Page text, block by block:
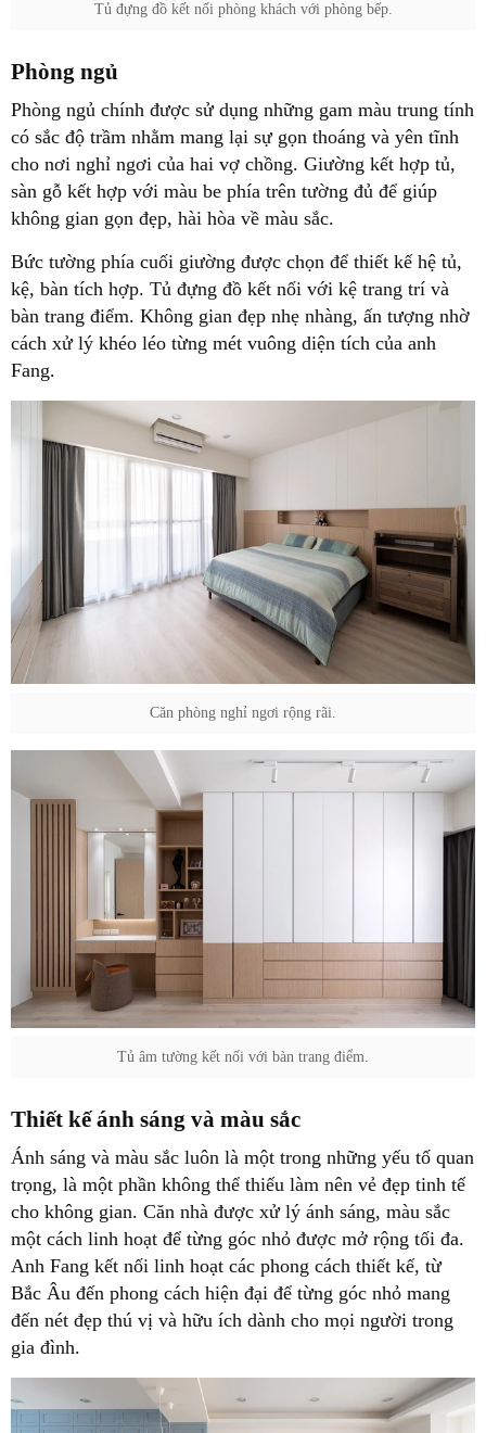
Tủ đựng đồ kết nối phòng khách với phòng bếp.
Phòng ngủ
Phòng ngủ chính được sử dụng những gam màu trung tính
có sắc độ trầm nhằm mang lại sự gọn thoáng và yên tĩnh
cho nơi nghỉ ngơi của hai vợ chồng. Giường kết hợp tủ,
sàn gỗ kết hợp với màu be phía trên tường đủ để giúp
không gian gọn đẹp, hài hòa về màu sắc.
Bức tường phía cuối giường được chọn để thiết kế hệ tủ,
kệ, bàn tích hợp. Tủ đựng đồ kết nối với kệ trang trí và
bàn trang điểm. Không gian đẹp nhẹ nhàng, ấn tượng nhờ
cách xử lý khéo léo từng mét vuông diện tích của anh
Fang.
Căn phòng nghỉ ngơi rộng rãi.
Tủ âm tường kết nối với bàn trang điểm.
Thiết kế ánh sáng và màu sắc
Ánh sáng và màu sắc luôn là một trong những yếu tố quan
trọng, là một phần không thể thiếu làm nên vẻ đẹp tinh tế
cho không gian. Căn nhà được xử lý ánh sáng, màu sắc
một cách linh hoạt để từng góc nhỏ được mở rộng tối đa.
Anh Fang kết nối linh hoạt các phong cách thiết kế, từ
Bắc Âu đến phong cách hiện đại để từng góc nhỏ mang
đến nét đẹp thú vị và hữu ích dành cho mọi người trong
gia đình.